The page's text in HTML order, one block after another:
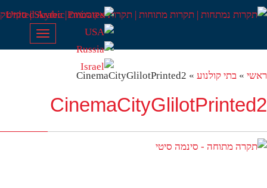
Toggle
navigation
» בתי קולנוע »
CinemaCityGlilotPrinted2